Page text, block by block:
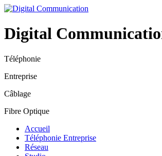
Digital
Téléphonie
Entreprise
Câblage
Fibre Optique
Accueil
Téléphonie Entreprise
Réseau